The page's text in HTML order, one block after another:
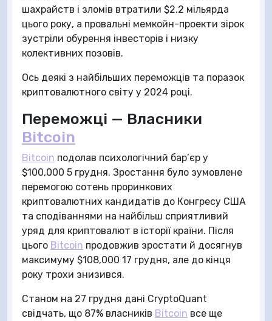
шахрайств і зломів втратили $2.2 мільярда
цього року, а провальні мемкойн-проекти зірок
зустріли обурення інвесторів і низку
колективних позовів.
Ось деякі з найбільших переможців та поразок
криптовалютного світу у 2024 році.
Переможці — Власники
Bitcoin
Bitcoin подолав психологічний бар’єр у
$100,000 5 грудня. Зростання було зумовлене
перемогою сотень проринкових
криптовалютних кандидатів до Конгресу США
та сподіваннями на найбільш сприятливий
уряд для криптовалют в історії країни. Після
цього Bitcoin продовжив зростати й досягнув
максимуму $108,000 17 грудня, але до кінця
року трохи знизився.
Станом на 27 грудня дані CryptoQuant
свідчать, що 87% власників Bitcoin все ще